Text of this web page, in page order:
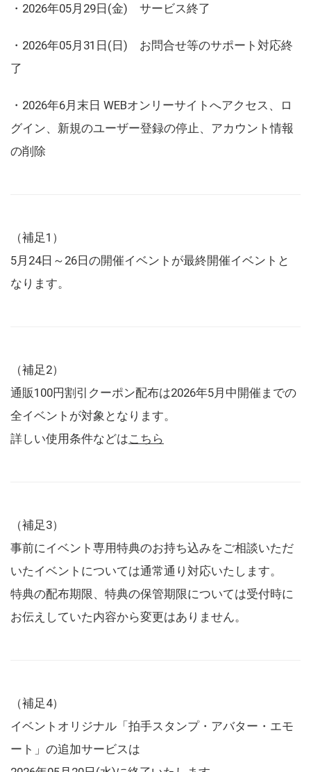
・2026年05月29日(金) サービス終了
・2026年05月31日(日) お問合せ等のサポート対応終
了
・2026年6月末日 WEBオンリーサイトへアクセス、ロ
グイン、新規のユーザー登録の停止、アカウント情報
の削除
（補足1）
5月24日～26日の開催イベントが最終開催イベントと
なります。
（補足2）
通販100円割引クーポン配布は2026年5月中開催までの
全イベントが対象となります。
詳しい使用条件などはこちら
（補足3）
事前にイベント専用特典のお持ち込みをご相談いただ
いたイベントについては通常通り対応いたします。
特典の配布期限、特典の保管期限については受付時に
お伝えしていた内容から変更はありません。
（補足4）
イベントオリジナル「拍手スタンプ・アバター・エモ
ート」の追加サービスは